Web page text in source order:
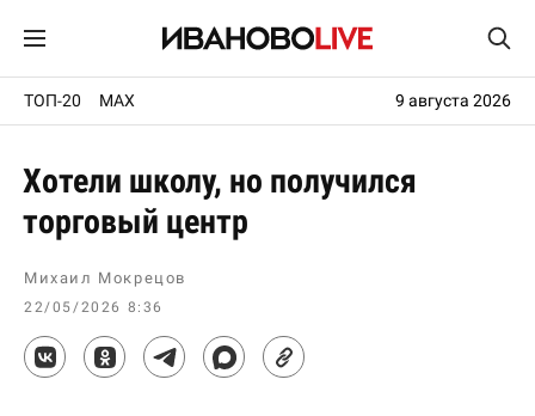
ТОП-20 MAX 9 августа 2026
Хотели школу, но получился
торговый центр
Михаил Мокрецов
22/05/2026 8:36